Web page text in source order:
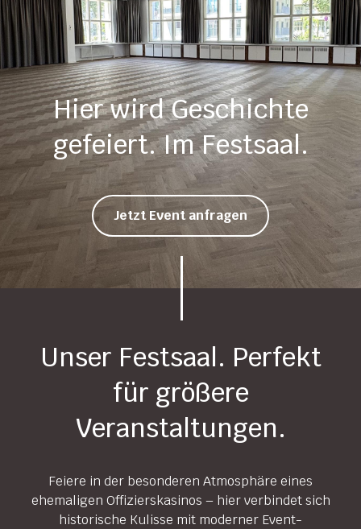
Hier wird Geschichte
gefeiert. Im Festsaal.
Jetzt Event anfragen
Unser Festsaal. Perfekt
für größere
Veranstaltungen.
Feiere in der besonderen Atmosphäre eines
ehemaligen Offizierskasinos – hier verbindet sich
historische Kulisse mit moderner Event-